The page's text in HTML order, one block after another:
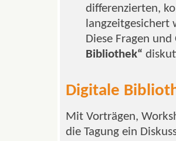
differenzierten,
langzeitgesichert
Diese Fragen
Bibliothek“
Digitale
Mit Vorträgen,
die Tagung ein